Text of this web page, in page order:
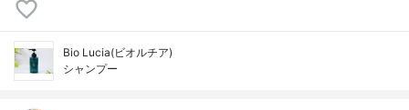
Bio Lucia(ビオルチア)
シャンプー